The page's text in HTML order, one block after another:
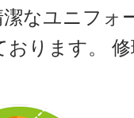
なユニフォ
ります。